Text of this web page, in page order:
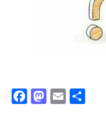
Facebook
Mastodon
Email